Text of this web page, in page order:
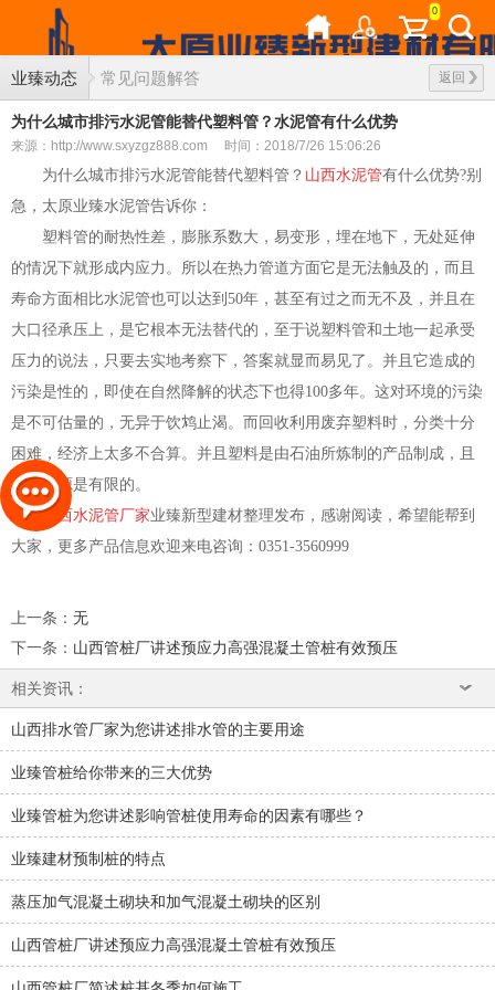
0
业臻动态 返回
常见问题解答
为什么城市排污水泥管能替代塑料管？水泥管有什么优势
来源：http://www.sxyzgz888.com 时间：2018/7/26 15:06:26
为什么城市排污水泥管能替代塑料管？ 山西水泥管有什么优势?别
急，太原业臻水泥管告诉你：
塑料管的耐热性差，膨胀系数大，易变形，埋在地下，无处延伸
的情况下就形成内应力。所以在热力管道方面它是无法触及的，而且
寿命方面相比水泥管也可以达到50年，甚至有过之而无不及，并且在
大口径承压上，是它根本无法替代的，至于说塑料管和土地一起承受
压力的说法，只要去实地考察下，答案就显而易见了。并且它造成的
污染是性的，即使在自然降解的状态下也得100多年。这对环境的污染
是不可估量的，无异于饮鸩止渴。而回收利用废弃塑料时，分类十分
困难，经济上太多不合算。并且塑料是由石油所炼制的产品制成，且
石油资源是有限的。
山西水泥管厂家业臻新型建材整理发布，感谢阅读，希望能帮到
大家，更多产品信息欢迎来电咨询：0351-3560999
上一条 ： 无
下一条 ： 山西管桩厂讲述预应力高强混凝土管桩有效预压
相关资讯：
山西排水管厂家为您讲述排水管的主要用途
业臻管桩给你带来的三大优势
业臻管桩为您讲述影响管桩使用寿命的因素有哪些？
业臻建材预制桩的特点
蒸压加气混凝土砌块和加气混凝土砌块的区别
山西管桩厂讲述预应力高强混凝土管桩有效预压